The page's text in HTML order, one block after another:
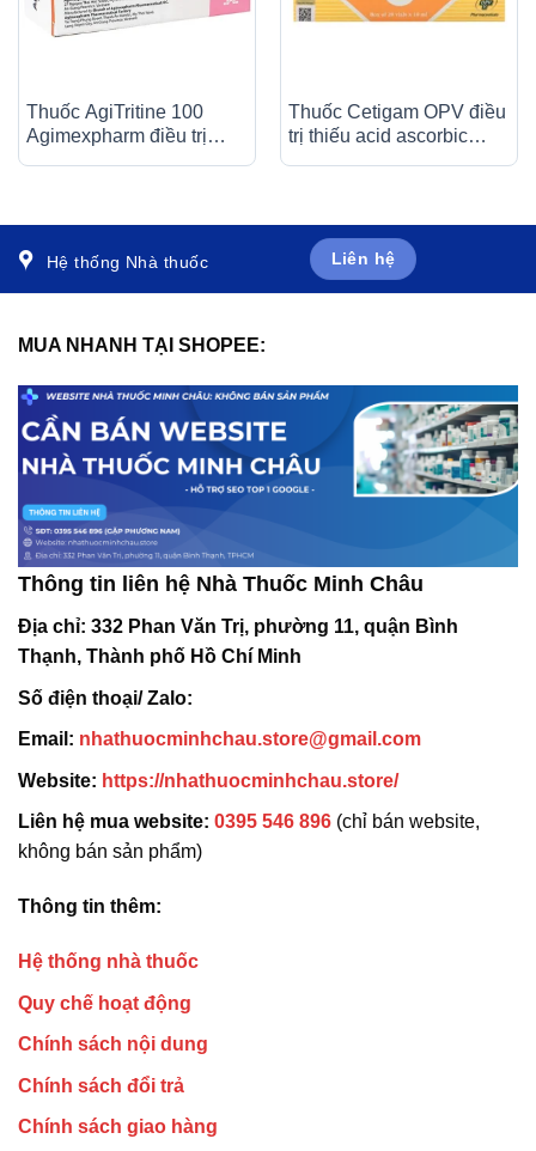
Thuốc AgiTritine 100
Agimexpharm điều trị
x 10 viên)
Thuốc Cetigam OPV điều
trị thiếu acid ascorbic
Hệ thống Nhà thuốc Liên hệ
MUA NHANH TẠI SHOPEE:
Thông tin liên hệ Nhà Thuốc Minh Châu
Địa chỉ: 332 Phan Văn Trị, phường 11, quận Bình
Thạnh, Thành phố Hồ Chí Minh
Số điện thoại/ Zalo:
Email: nhathuocminhchau.store@gmail.com
Website: https://nhathuocminhchau.store/
Liên hệ mua website: 0395 546 896 (chỉ bán website,
không bán sản phẩm)
Thông tin thêm:
Hệ thống nhà thuốc
Quy chế hoạt động
Chính sách nội dung
Chính sách đổi trả
Chính sách giao hàng